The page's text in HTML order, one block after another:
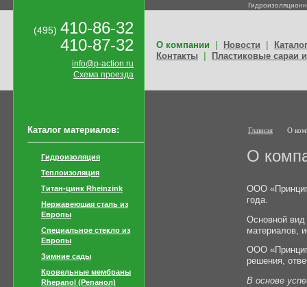
(495) 410-86-32
410-87-32
info@p-action.ru
Схема проезда
О компании | Новости |
Контакты | Пластиковые сараи
Каталог материалов:
Гидроизоляция
Теплоизоляция
Титан-цинк Rheinzink
Нержавеющая сталь из
Европы
Специальное стекло из
Европы
Зимние сады
Кровельные мембраны
Rhepanol (Репанол)
Главная О
О
ООО «Принцип
года.
Основной вид
материалов,
ООО «Принцип
решения,
В основе